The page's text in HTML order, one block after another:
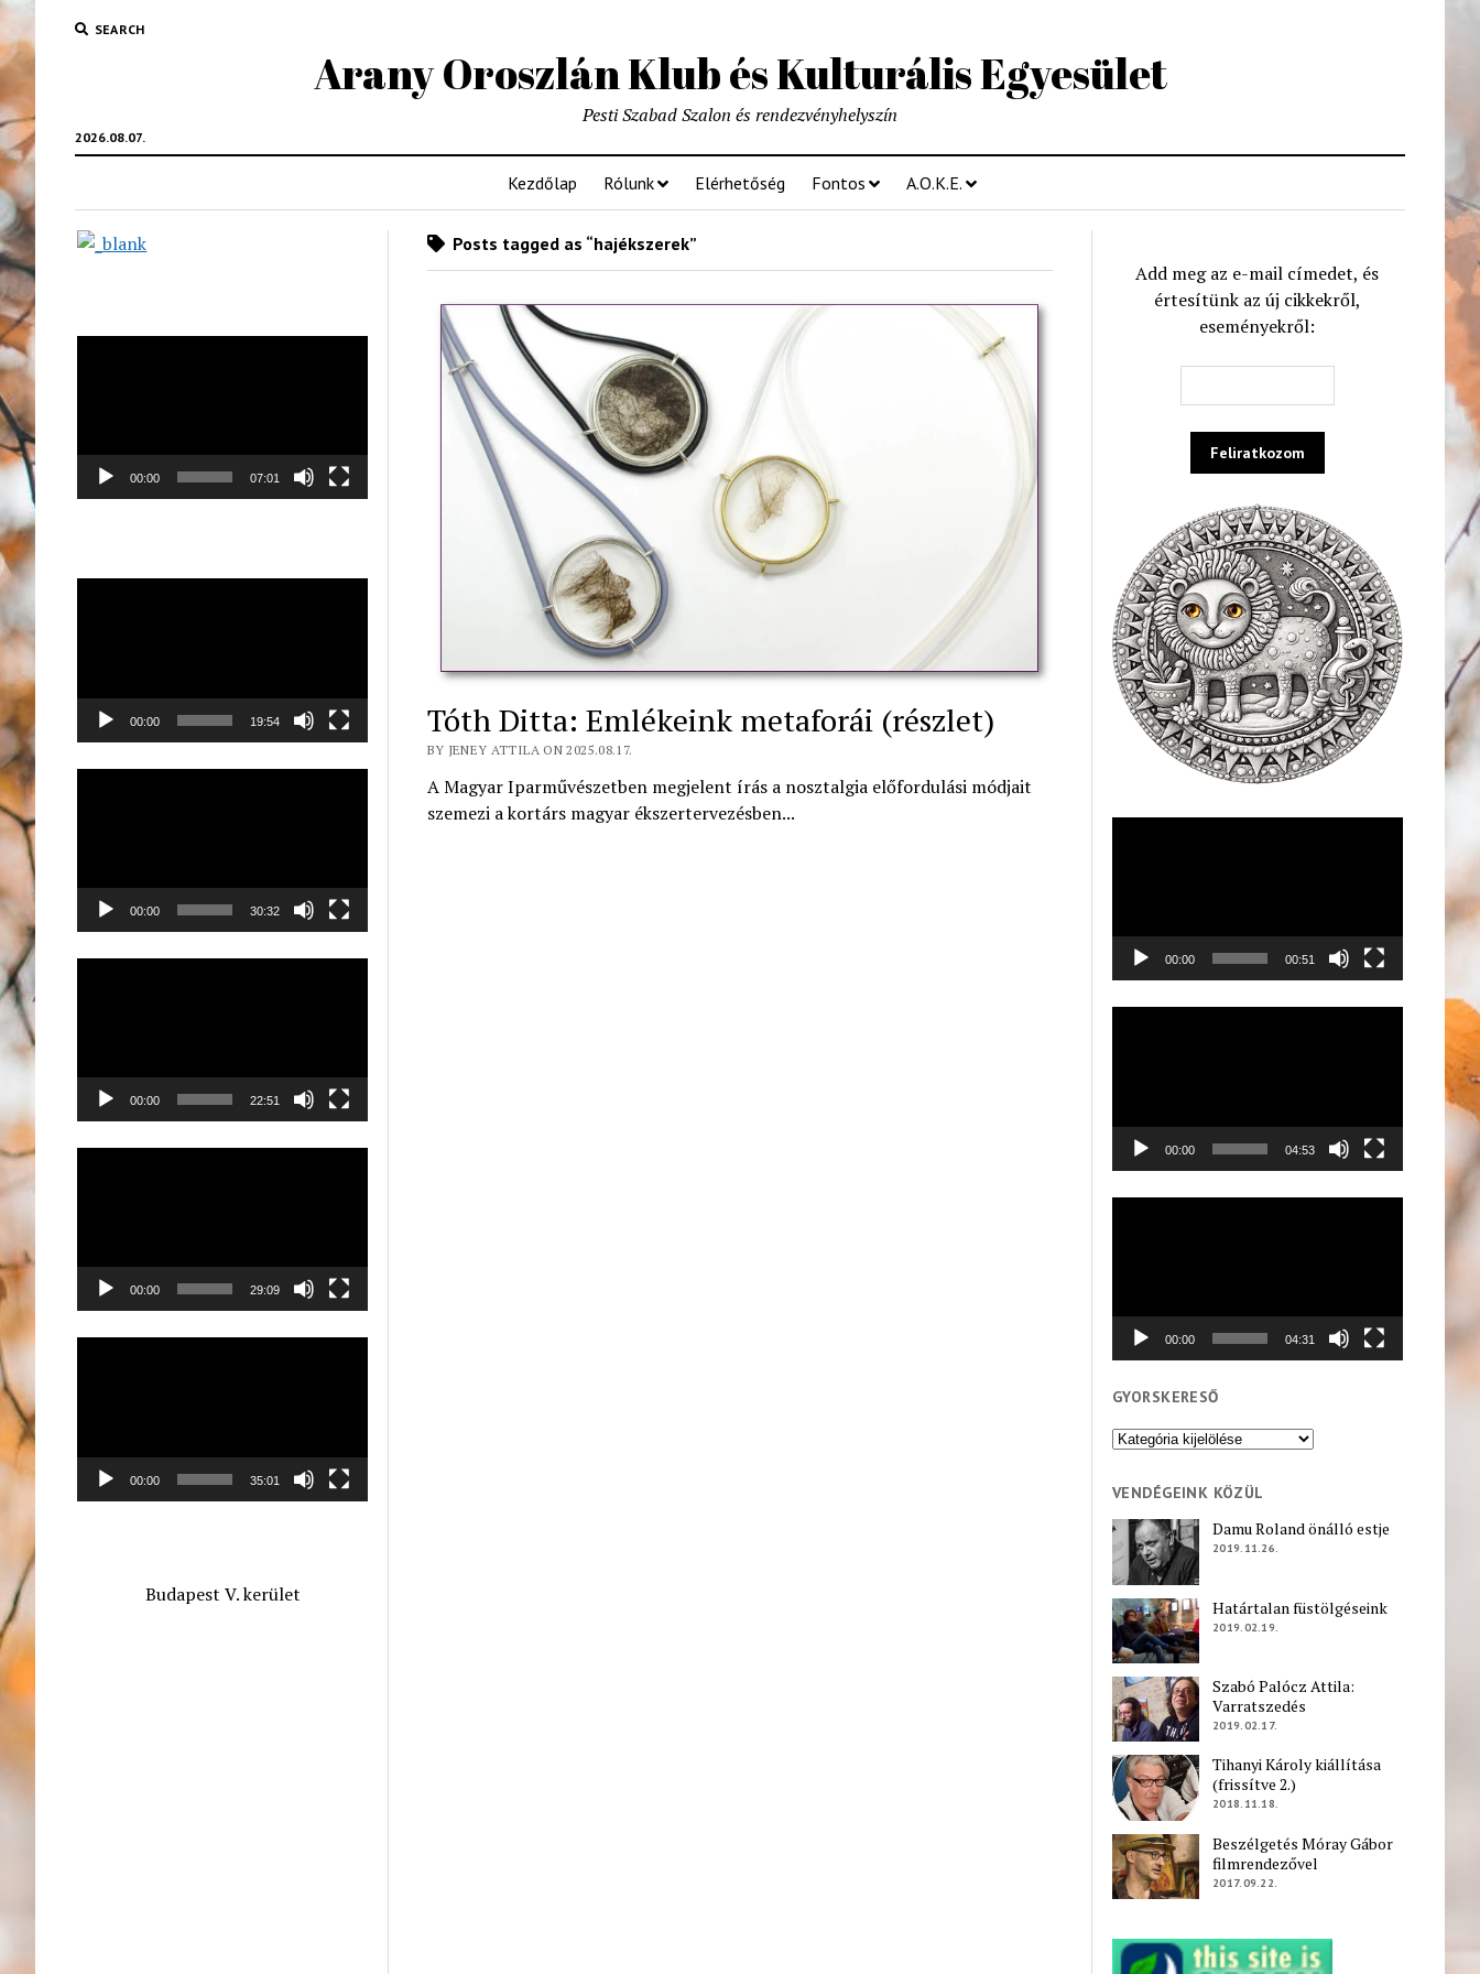
SEARCH
Arany Oroszlán Klub és Kulturális Egyesület
2026.08.07.
Pesti Szabad Szalon és rendezvényhelyszín
Kezdőlap Rólunk Elérhetőség Fontos A.O.K.E.
00:00 07:01
00:00 19:54
00:00 30:32
00:00 22:51
00:00 29:09
00:00 35:01
Budapest V. kerület
Posts tagged as “hajékszerek”
Tóth Ditta: Emlékeink metaforái (részlet)
BY JENEY ATTILA ON 2025.08.17.
A Magyar Iparművészetben megjelent írás a nosztalgia előfordulási módjait
szemezi a kortárs magyar ékszertervezésben...
Add meg az e-mail címedet, és
értesítünk az új cikkekről,
eseményekről:
00:00 00:51
00:00 04:53
00:00 04:31
GYORSKERESŐ
Gyorskereső
VENDÉGEINK KÖZÜL
Damu Roland önálló estje
2019.11.26.
Határtalan füstölgéseink
2019.02.19.
Szabó Palócz Attila:
Varratszedés
2019.02.17.
Tihanyi Károly kiállítása
(frissítve 2.)
2018.11.18.
Beszélgetés Móray Gábor
filmrendezővel
2017.09.22.